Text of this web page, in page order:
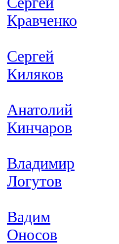
Кравченко
Сергей
Киляков
Анатолий
Кинчаров
Владимир
Логутов
Вадим
Оносов